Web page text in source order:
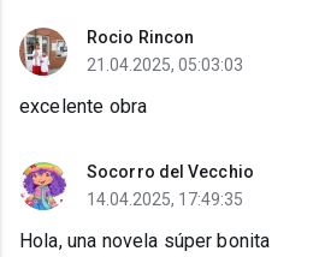
Rocio Rincon
21.04.2025, 05:03:03
excelente obra
Socorro del Vecchio
14.04.2025, 17:49:35
Hola, una novela súper bonita